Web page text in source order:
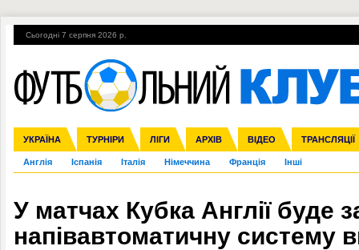
Сьогодні 7 серпня 2026 р.
УКРАЇНА ТУРНІРИ ЛІГИ АРХІВ ВІДЕО ТРАНСЛЯЦІЇ
Збірна Прем'єр-ліга Перша ліга Друга ліга Кубок України
Ліга чемпіонів Ліга Європи Міжнародні Ліга націй Ліга
Англія Іспанія Італія Німеччина Франція Інші
ЧС-2014 ЄВРО-2016 Росія Кубок конфедерацій ЧЄ-2015 (U-
Гарячі теми УПЛ, 1-й тур ВІЙНА УПЛ-ПЕРЕХОДИ
У матчах Кубка Англії буде
напівавтоматичну систему